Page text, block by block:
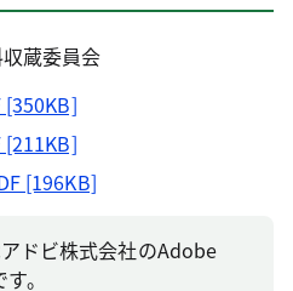
蔵委員会
[350KB]
[211KB]
[196KB]
ドビ株式会社のAdobe
。